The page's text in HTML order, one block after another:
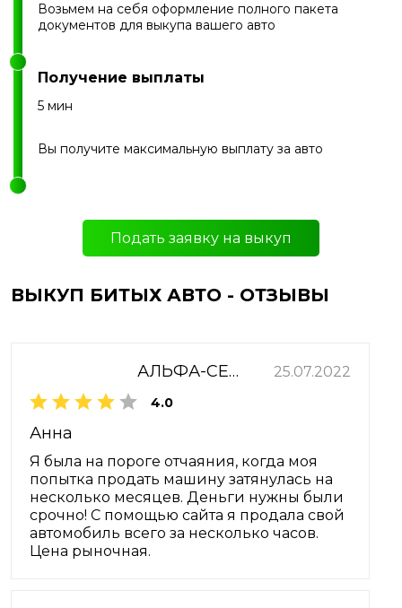
Возьмем на себя оформление полного пакета
документов для выкупа вашего авто
Получение выплаты
5 мин
Вы получите максимальную выплату за авто
Подать заявку на выкуп
ВЫКУП БИТЫХ АВТО - ОТЗЫВЫ
АЛЬФА-СЕРВИС 25.07.2022
4.0
Анна
Я была на пороге отчаяния, когда моя
попытка продать машину затянулась на
несколько месяцев. Деньги нужны были
срочно! С помощью сайта я продала свой
автомобиль всего за несколько часов.
Цена рыночная.